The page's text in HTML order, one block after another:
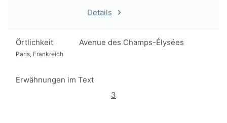
Details
Örtlichkeit Avenue des Champs-Élysées
Paris, Frankreich
Erwähnungen im Text
3